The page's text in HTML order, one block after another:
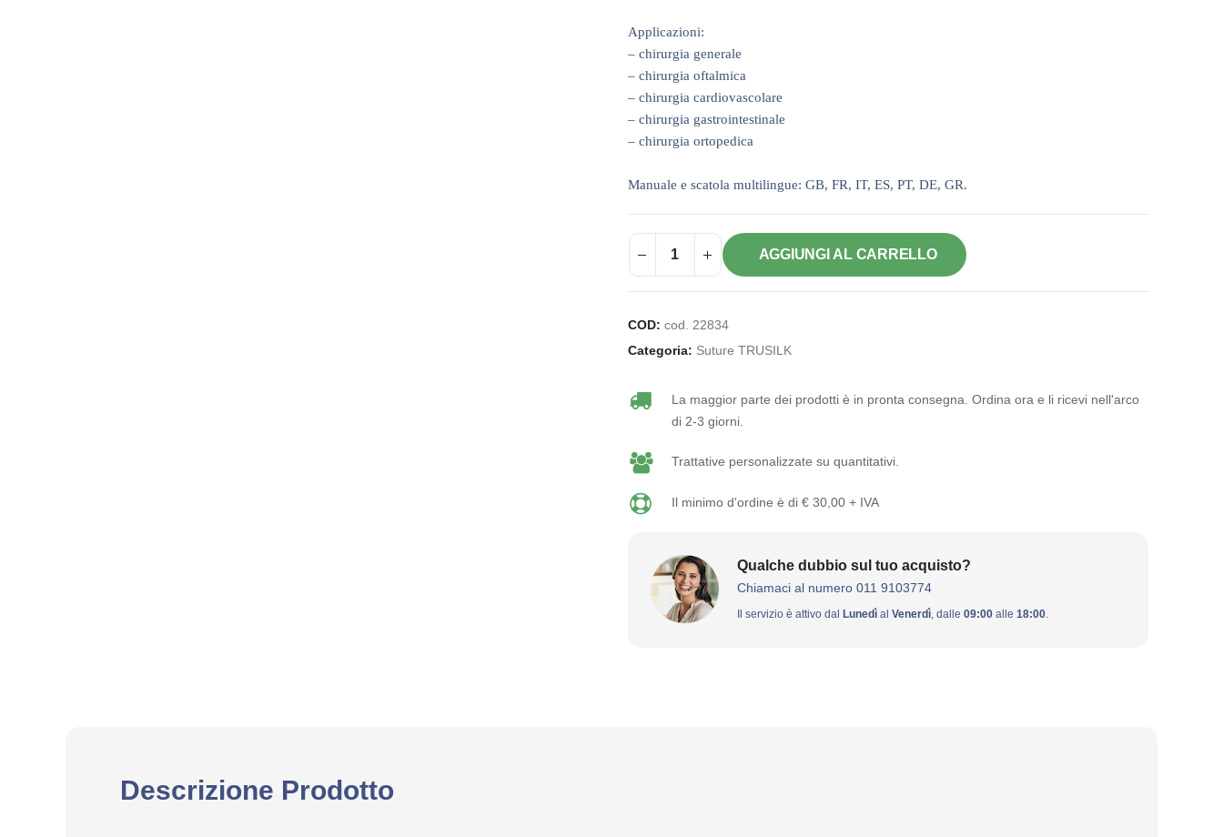
Applicazioni:
– chirurgia generale
– chirurgia oftalmica
– chirurgia cardiovascolare
– chirurgia gastrointestinale
– chirurgia ortopedica
Manuale e scatola multilingue: GB, FR, IT, ES, PT, DE, GR.
AGGIUNGI AL CARRELLO
COD: cod. 22834
Categoria: Suture TRUSILK
La maggior parte dei prodotti è in pronta consegna. Ordina ora e li ricevi nell'arco
di 2-3 giorni.
Trattative personalizzate su quantitativi.
Il minimo d'ordine è di € 30,00 + IVA
Qualche dubbio sul tuo acquisto?
Chiamaci al numero 011 9103774
Il servizio è attivo dal Lunedìal Venerdì, dalle 09:00alle 18:00.
Descrizione Prodotto